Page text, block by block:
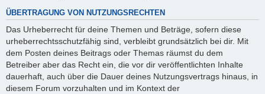
ÜBERTRAGUNG VON NUTZUNGSRECHTEN
Das Urheberrecht für deine Themen und Beträge, sofern diese
urheberrechtsschutzfähig sind, verbleibt grundsätzlich bei dir. Mit
dem Posten deines Beitrags oder Themas räumst du dem
Betreiber aber das Recht ein, die vor dir veröffentlichten Inhalte
dauerhaft, auch über die Dauer deines Nutzungsvertrags hinaus, in
diesem Forum vorzuhalten und im Kontext der